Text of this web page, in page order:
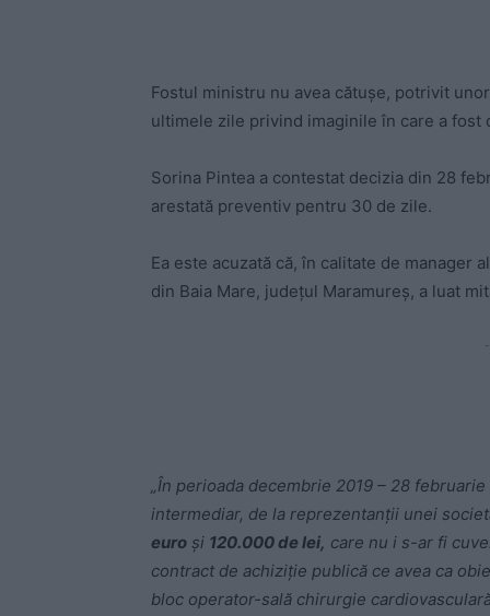
Fostul ministru nu avea cătuşe, potrivit
ultimele zile privind imaginile în care a fost
Sorina Pintea a contestat decizia din 28
arestată preventiv pentru 30 de zile.
Ea este acuzată că, în calitate de manager
din Baia Mare, judeţul Maramureş, a luat
„În perioada decembrie 2019 – 28
intermediar, de la reprezentanţii unei
euro şi 120.000 de lei, care nu i s-ar fi
contract de achiziţie publică ce avea ca
bloc operator-sală chirurgie